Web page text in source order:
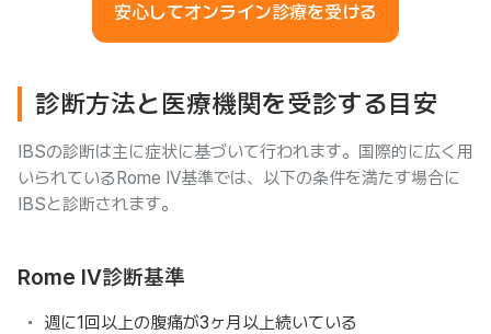
安心してオンライン診療を受ける
診断方法と医療機関を受診する目安
IBSの診断は主に症状に基づいて行われます。国際的に広く用
いられているRome IV基準では、以下の条件を満たす場合に
IBSと診断されます。
Rome IV診断基準
週に1回以上の腹痛が3ヶ月以上続いている